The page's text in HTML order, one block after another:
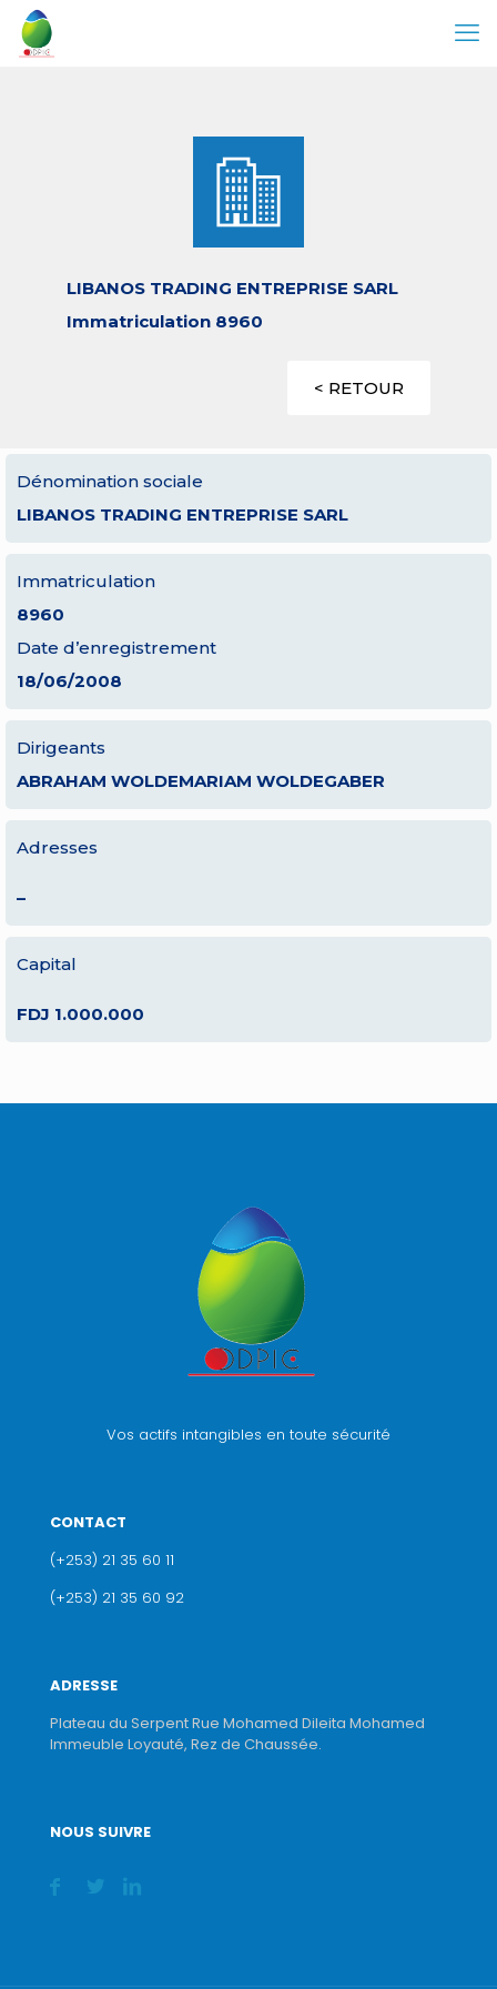
LIBANOS TRADING ENTREPRISE SARL
Immatriculation 8960
< RETOUR
Dénomination sociale
LIBANOS TRADING ENTREPRISE SARL
Immatriculation
8960
Date d’enregistrement
18/06/2008
Dirigeants
ABRAHAM WOLDEMARIAM WOLDEGABER
Adresses
–
Capital
FDJ 1.000.000
Vos actifs intangibles en toute sécurité
CONTACT
(+253) 21 35 60 11
(+253) 21 35 60 92
ADRESSE
Plateau du Serpent Rue Mohamed Dileita Mohamed
Immeuble Loyauté, Rez de Chaussée.
NOUS SUIVRE